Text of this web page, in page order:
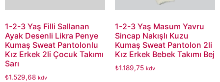
1-2-3 Yaş Filli Sallanan
Ayak Desenli Likra Penye
Kumaş Sweat Pantolonlu
Kız Erkek 2li Çocuk Takımı
Sarı
₺1.529,68 kdv
1-2-3 Yaş Masum Yavru
Sincap Nakışlı Kuzu
Kumaş Sweat Pantolon 2li
Kız Erkek Bebek Takımı Bej
₺1.189,75 kdv